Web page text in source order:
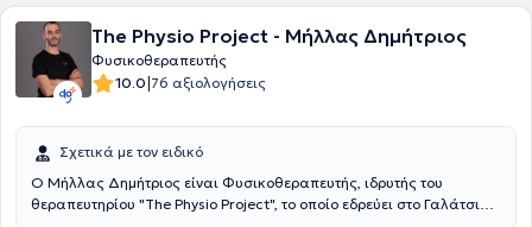
The Physio Project - Μήλλας Δημήτριος
Φυσικοθεραπευτής
10.0|76 αξιολογήσεις
Σχετικά με τον ειδικό
Ο Μήλλας Δημήτριος είναι Φυσικοθεραπευτής, ιδρυτής του
θεραπευτηρίου "The Physio Project", το οποίο εδρεύει στο Γαλάτσι